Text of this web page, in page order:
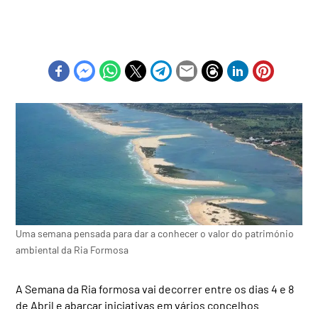
Uma semana pensada para dar a conhecer o valor do património
ambiental da Ria Formosa
A Semana da Ria formosa vai decorrer entre os dias 4 e 8
de Abril e abarcar iniciativas em vários concelhos